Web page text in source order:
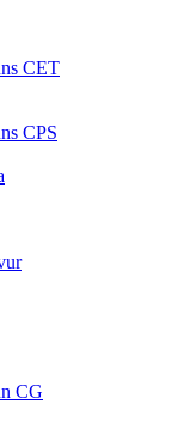
CET
CPS
CG